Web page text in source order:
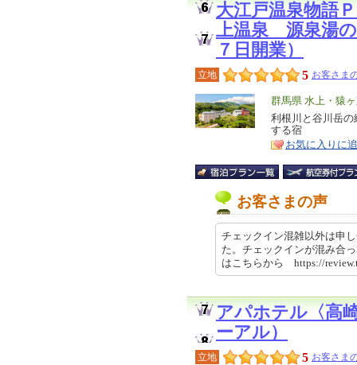
大江戸温泉物語
上温泉 源泉湯
７日開業）
立地 5 お客さま
エ
リ
ア
群馬県 水上・猿
特
徴
利根川と谷川岳
する宿
お気に入りに
お客さまの声
チェックイン混雑以外は申
た。チェックインが混み合
はこちらから https://
アパホテル〈高
ーアル）
立地 5 お客さま